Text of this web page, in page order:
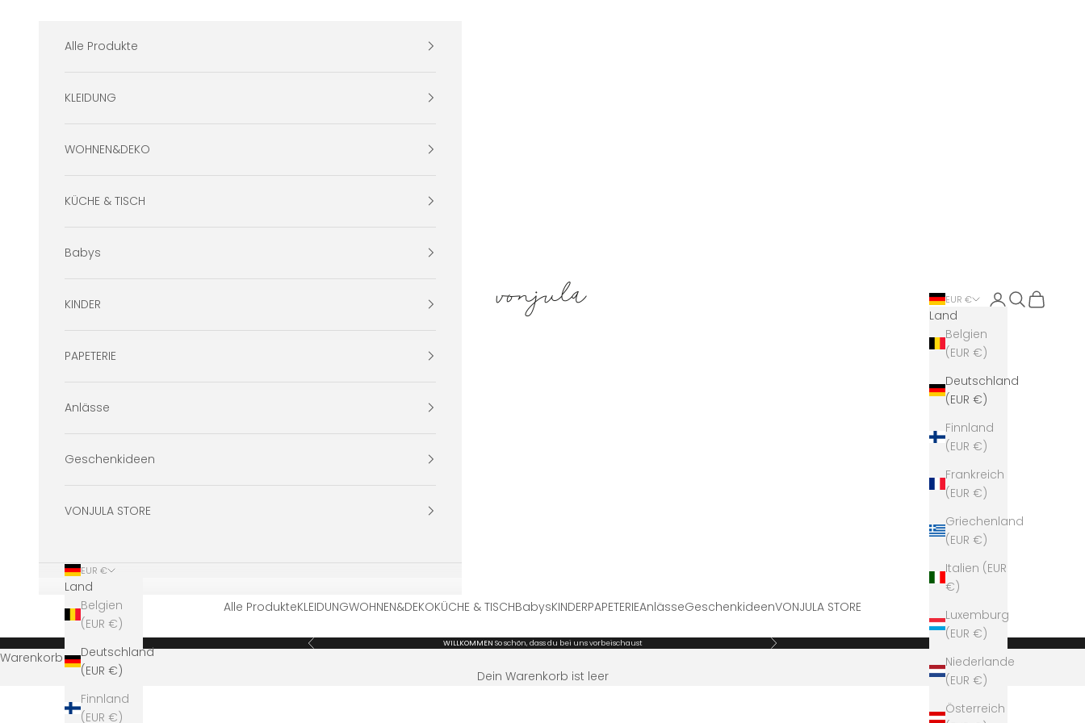
Alle ProdukteKLEIDUNGWOHNEN&DEKOKÜCHE & TISCHBabysKINDERPAPETERIEAnlässeGeschenkideenVONJULA STORE
EUR €
Land
Belgien
(EUR €)
Deutschland
(EUR €)
Finnland
(EUR €)
Frankreich
(EUR €)
Griechenland
(EUR €)
Italien (EUR
€)
Luxemburg
(EUR €)
Niederlande
(EUR €)
Österreich
Anmelden
Suchen
Alle Produkte
KLEIDUNG
WOHNEN&DEKO
KÜCHE & TISCH
Babys
KINDER
PAPETERIE
Anlässe
Geschenkideen
VONJULA STORE
EUR €
Land
Belgien
(EUR €)
Deutschland
(EUR €)
Finnland
(EUR €)
Zurück WILLKOMMEN So schön, dass du bei uns vorbeischaust Vor
Warenkorb
Dein Warenkorb ist leer